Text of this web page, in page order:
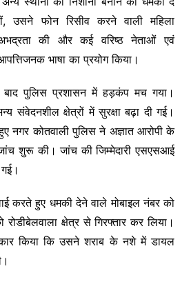
उसने फोन रिसीव करने वाली महिला
की और कई वरिष्ठ नेताओं एवं
भाषा का प्रयोग किया।
पुलिस प्रशासन में हड़कंप मच गया।
संवेदनशील क्षेत्रों में सुरक्षा बढ़ा दी गई।
नगर कोतवाली पुलिस ने अज्ञात आरोपी के
शुरू की। जांच की जिम्मेदारी एसएसआई
करते हुए धमकी देने वाले मोबाइल नंबर को
क्षेत्र से गिरफ्तार कर लिया।
किया कि उसने शराब के नशे में डायल